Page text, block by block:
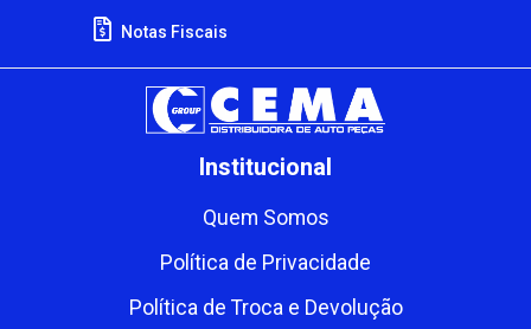
Notas Fiscais
Institucional
Quem Somos
Política de Privacidade
Política de Troca e Devolução